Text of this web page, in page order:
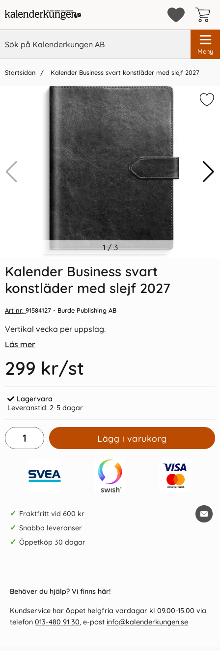
Meny
Startsidan Kalender Business svart konstläder med slejf 2027
Vi rekommenderar
Indexflikar och Frixion clicker
55 kr/st
Kalender 2026 Stor
69 kr/st
1/3
Kalender Business svart
konstläder med slejf 2027
Art nr: 91584127 - Burde Publishing AB
Vertikal vecka per uppslag.
Läs mer
299 kr/st
Lagervara
Leveranstid: 2-5 dagar
Lägg i varukorg
✓ Fraktfritt vid 600 kr
✓ Snabba leveranser
✓ Öppetköp 30 dagar
Behöver du hjälp? Vi finns här!
Kundservice har öppet helgfria vardagar kl 09.00-15.00 via
telefon 013-480 91 30, e-post info@kalenderkungen.se